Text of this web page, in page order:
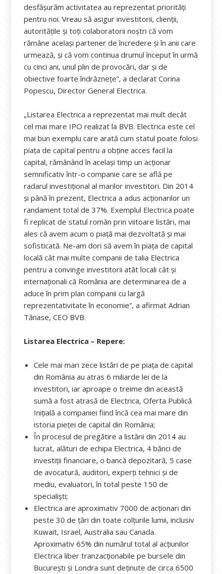
desfășurăm activitatea au reprezentat priorități
pentru noi. Vreau să asigur investitorii, clienții,
autoritățile și toți colaboratorii noștri că vom
rămâne același partener de încredere și în anii care
urmează, și că vom continua drumul început în urmă
cu cinci ani, unul plin de provocări, dar și de
obiective foarte îndrăznețe”, a declarat Corina
Popescu, Director General Electrica.
„Listarea Electrica a reprezentat mai mult decât
cel mai mare IPO realizat la BVB. Electrica este cel
mai bun exemplu care arată cum statul poate folosi
piața de capital pentru a obține acces facil la
capital, rămânând în același timp un acționar
semnificativ într-o companie care se află pe
radarul investițional al marilor investitori. Din 2014
și până în prezent, Electrica a adus acționarilor un
randament total de 37%. Exemplul Electrica poate
fi replicat de statul român prin viitoare listări, mai
ales că avem acum o piață mai dezvoltată și mai
sofisticată. Ne-am dori să avem în piața de capital
locală cât mai multe companii de talia Electrica
pentru a convinge investitorii atât locali cât și
internaționali că România are determinarea de a
aduce în prim plan companii cu largă
reprezentativitate în economie”, a afirmat Adrian
Tănase, CEO BVB.
Listarea Electrica – Repere:
Cele mai mari zece listări de pe piața de capital
din România au atras 6 miliarde lei de la
investitori, iar aproape o treime din această
sumă a fost atrasă de Electrica, Oferta Publică
Inițială a companiei fiind încă cea mai mare din
istoria pieței de capital din România;
În procesul de pregătire a listării din 2014 au
lucrat, alături de echipa Electrica, 4 bănci de
investiții financiare, o bancă depozitară, 5 case
de avocatură, auditori, experți tehnici și de
mediu, evaluatori, în total peste 150 de
specialiști;
Electrica are aproximativ 7000 de acționari din
peste 30 de țări din toate colțurile lumii, inclusiv
Kuwait, Israel, Australia sau Canada.
Aproximativ 65% din numărul total al acțiunilor
Electrica liber tranzacționabile pe bursele din
București și Londra sunt deținute de circa 6500